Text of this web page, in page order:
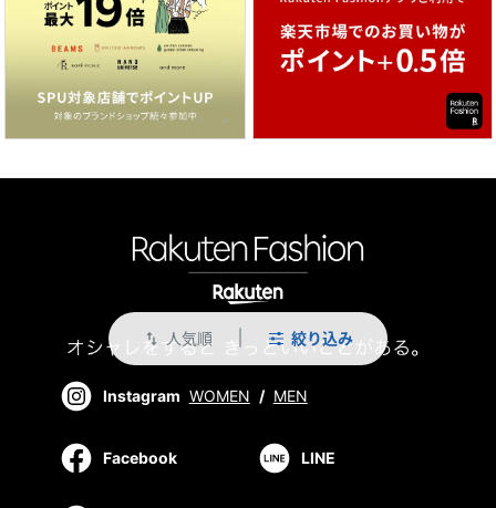
swap_vert 人気順 絞り込み
Instagram WOMEN / MEN
Facebook LINE